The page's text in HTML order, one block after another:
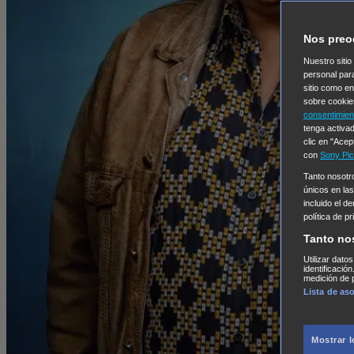
Nos
Nuestro
personal
sitio como
sobre
tenga
clic en
con Sony
Tanto
únicos en
incluido el
política de
Tanto
Utilizar
medición de
Lista de
Mostrar